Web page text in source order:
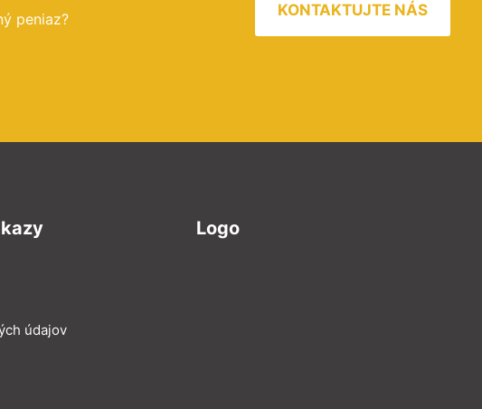
peniaz?
KONTAKTUJTE NÁS
údajov
Logo